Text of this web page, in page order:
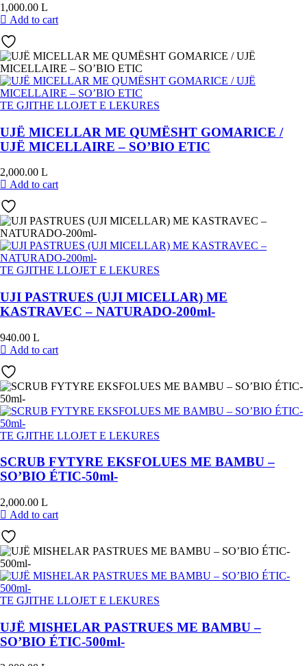
1,000.00 L
Add to cart
TE GJITHE LLOJET E LEKURES
UJË MICELLAR ME QUMËSHT GOMARICE /
UJË MICELLAIRE – SO’BIO ETIC
2,000.00 L
Add to cart
TE GJITHE LLOJET E LEKURES
UJI PASTRUES (UJI MICELLAR) ME
KASTRAVEC – NATURADO-200ml-
940.00 L
Add to cart
TE GJITHE LLOJET E LEKURES
SCRUB FYTYRE EKSFOLUES ME BAMBU –
SO’BIO ÉTIC-50ml-
2,000.00 L
Add to cart
TE GJITHE LLOJET E LEKURES
UJË MISHELAR PASTRUES ME BAMBU –
SO’BIO ÉTIC-500ml-